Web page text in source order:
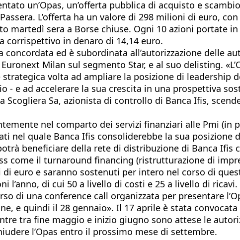
un’Opas, un’offerta pubblica di acquisto e
L’offerta ha un valore di 298 milioni di euro,
martedì sera a Borse chiuse. Ogni 10 azioni portate
corrispettivo in denaro di 14,14 euro.
ed è subordinata all’autorizzazione delle
Milan sul segmento Star, e al suo delisting.
volta ad ampliare la posizione di leadership
- e ad accelerare la sua crescita in una prospettiva
Sa, azionista di controllo di Banca Ifis,
nel comparto dei servizi finanziari alle Pmi (in
quale Banca Ifis consoliderebbe la sua posizione
beneficiare della rete di distribuzione di Banca Ifis
come il turnaround financing (ristrutturazione di
euro e saranno sostenuti per intero nel corso di
l’anno, di cui 50 a livello di costi e 25 a livello di ricavi.
di una conference call organizzata per presentare
e quindi il 28 gennaio». Il 17 aprile è stata convocata
tra fine maggio e inizio giugno sono attese le
l’Opas entro il prossimo mese di settembre.